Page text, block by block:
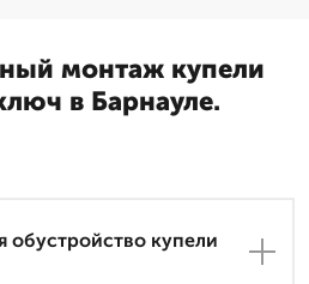
монтаж купели
в Барнауле.
обустройство купели